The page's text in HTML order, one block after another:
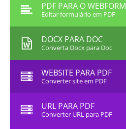
PDF PARA O WEBFORM
Editar formulário em PDF
DOCX PARA DOC
Converta Docx para Doc
WEBSITE PARA PDF
Converter site em PDF
URL PARA PDF
Converter URL para PDF